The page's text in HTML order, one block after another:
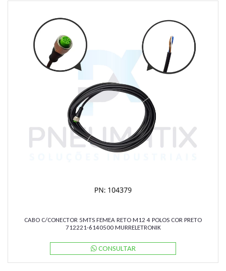
CABO C/CONECTOR 5MTS FEMEA RETO M12 4 POLOS COR PRETO
712221-6140500 MURRELETRONIK
CONSULTAR